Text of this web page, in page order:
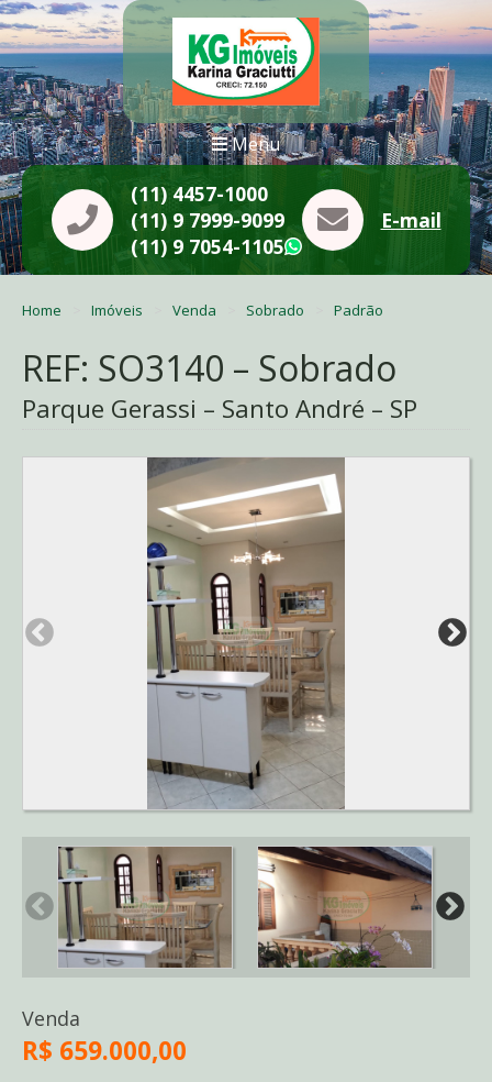
Menu
(11) 4457-1000
(11) 9 7999-9099
(11) 9 7054-1105
WhatsApp
E-mail
Home Imóveis Venda Sobrado Padrão
REF: SO3140 – Sobrado
Parque Gerassi – Santo André – SP
Venda
R$ 659.000,00